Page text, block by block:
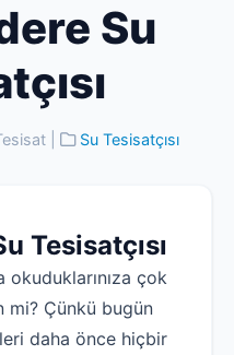
Su
| Su Tesisatçısı
Tesisatçısı
okuduklarınıza çok
mi? Çünkü bugün
daha önce hiçbir